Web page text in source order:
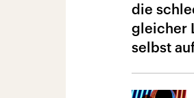
die
gleicher
selbst